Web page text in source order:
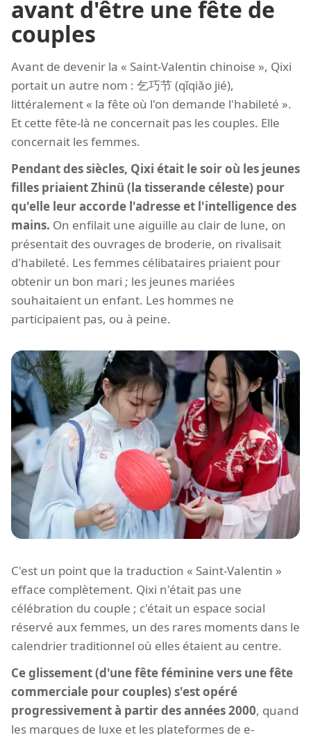
avant d'être une fête de
couples
Avant de devenir la « Saint-Valentin chinoise », Qixi
portait un autre nom : 乞巧节 (qǐqiǎo jié),
littéralement « la fête où l'on demande l'habileté ».
Et cette fête-là ne concernait pas les couples. Elle
concernait les femmes.
Pendant des siècles, Qixi était le soir où les jeunes
filles priaient Zhinü (la tisserande céleste) pour
qu'elle leur accorde l'adresse et l'intelligence des
mains. On enfilait une aiguille au clair de lune, on
présentait des ouvrages de broderie, on rivalisait
d'habileté. Les femmes célibataires priaient pour
obtenir un bon mari ; les jeunes mariées
souhaitaient un enfant. Les hommes ne
participaient pas, ou à peine.
C'est un point que la traduction « Saint-Valentin »
efface complètement. Qixi n'était pas une
célébration du couple ; c'était un espace social
réservé aux femmes, un des rares moments dans le
calendrier traditionnel où elles étaient au centre.
Ce glissement (d'une fête féminine vers une fête
commerciale pour couples) s'est opéré
progressivement à partir des années 2000, quand
les marques de luxe et les plateformes de e-